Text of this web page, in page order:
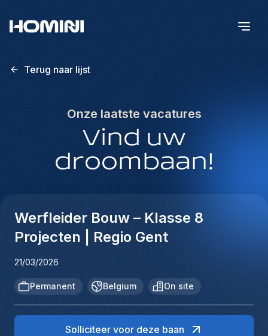
Terug naar lijst
Onze laatste vacatures
Vind uw
droombaan!
Werfleider Bouw – Klasse 8
Projecten | Regio Gent
21/03/2026
Permanent Belgium On site
Solliciteer voor deze baan